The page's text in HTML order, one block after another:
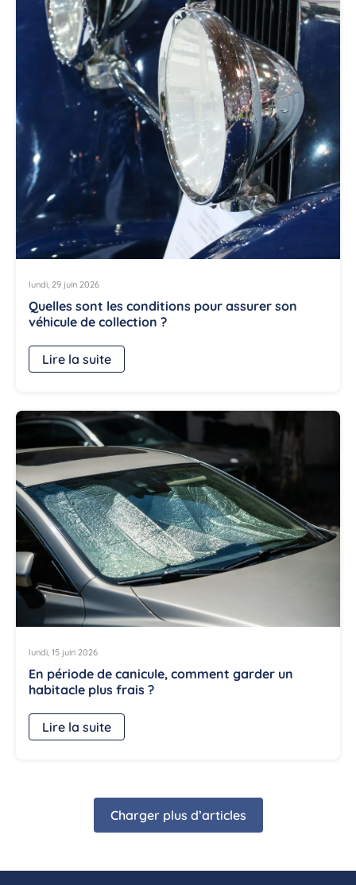
lundi, 29 juin 2026
Quelles sont les conditions pour assurer son
véhicule de collection ?
Lire la suite
lundi, 15 juin 2026
En période de canicule, comment garder un
habitacle plus frais ?
Lire la suite
Charger plus d’articles